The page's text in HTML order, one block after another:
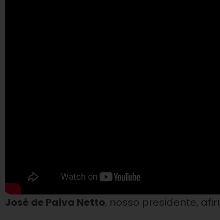
José de Paiva Netto, nosso presidente,